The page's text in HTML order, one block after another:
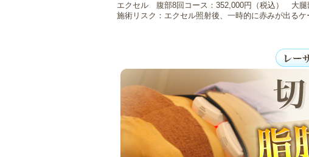
エクセル 腹部8回コース：352,000円（税込） 大腿
施術リスク：エクセル照射後、一時的に赤みが出るケ